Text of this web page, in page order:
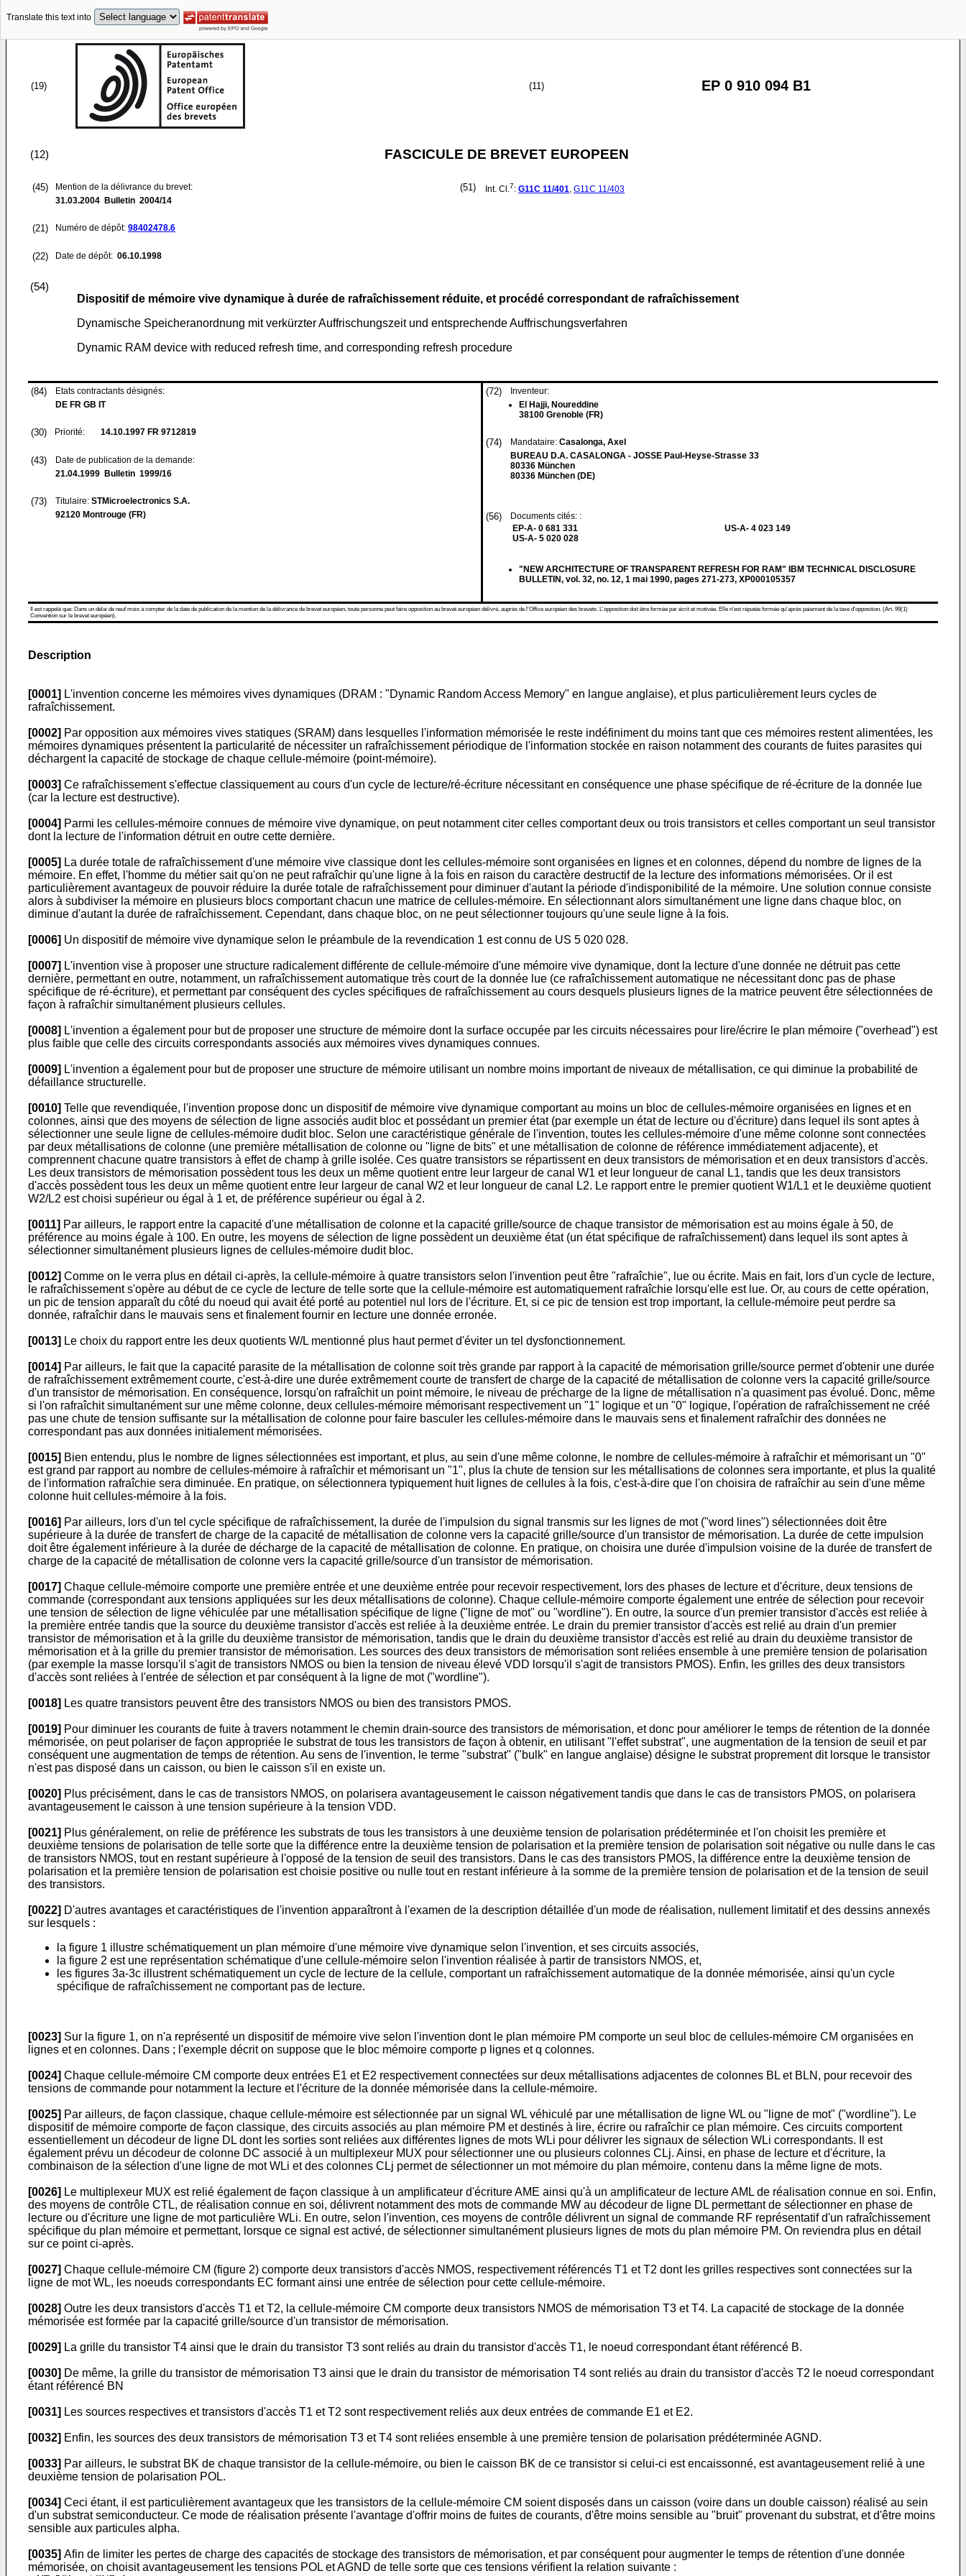
Translate this text into
(19) (11) EP 0 910 094 B1
(12) FASCICULE DE BREVET EUROPEEN
(45)
Mention de la délivrance du brevet:
31.03.2004 Bulletin 2004/14
(21) Numéro de dépôt: 98402478.6
(22) Date de dépôt: 06.10.1998
(51) Int. Cl.7: G11C 11/401, G11C 11/403
(54)
Dispositif de mémoire vive dynamique à durée de rafraîchissement réduite, et procédé correspondant de rafraîchissement
Dynamische Speicheranordnung mit verkürzter Auffrischungszeit und entsprechende Auffrischungsverfahren
Dynamic RAM device with reduced refresh time, and corresponding refresh procedure
(84)
Etats contractants désignés:
DE FR GB IT
(30) Priorité: 14.10.1997 FR 9712819
(43)
Date de publication de la demande:
21.04.1999 Bulletin 1999/16
(73) Titulaire: STMicroelectronics S.A.
92120 Montrouge (FR)
(72)
Inventeur:
El Hajji, Noureddine
38100 Grenoble (FR)
(74) Mandataire: Casalonga, Axel
BUREAU D.A. CASALONGA - JOSSE Paul-Heyse-Strasse 33
80336 München
80336 München (DE)
(56)
Documents cités: :
EP-A- 0 681 331
US-A- 5 020 028
US-A- 4 023 149
"NEW ARCHITECTURE OF TRANSPARENT REFRESH FOR RAM" IBM TECHNICAL DISCLOSURE
BULLETIN, vol. 32, no. 12, 1 mai 1990, pages 271-273, XP000105357
Il est rappelé que: Dans un délai de neuf mois à compter de la date de publication de la mention de la délivrance de brevet européen, toute personne peut faire opposition au brevet européen délivré, auprès de l'Office européen des brevets. L'opposition doit être formée par écrit et motivée. Elle n'est réputée formée qu'après paiement de la taxe d'opposition. (Art. 99(1)
Convention sur le brevet européen).
Description
[0001] L'invention concerne les mémoires vives dynamiques (DRAM : "Dynamic Random Access Memory" en langue anglaise), et plus particulièrement leurs cycles de
rafraîchissement.
[0002] Par opposition aux mémoires vives statiques (SRAM) dans lesquelles l'information mémorisée le reste indéfiniment du moins tant que ces mémoires restent alimentées, les
mémoires dynamiques présentent la particularité de nécessiter un rafraîchissement périodique de l'information stockée en raison notamment des courants de fuites parasites qui
déchargent la capacité de stockage de chaque cellule-mémoire (point-mémoire).
[0003] Ce rafraîchissement s'effectue classiquement au cours d'un cycle de lecture/ré-écriture nécessitant en conséquence une phase spécifique de ré-écriture de la donnée lue
(car la lecture est destructive).
[0004] Parmi les cellules-mémoire connues de mémoire vive dynamique, on peut notamment citer celles comportant deux ou trois transistors et celles comportant un seul transistor
dont la lecture de l'information détruit en outre cette dernière.
[0005] La durée totale de rafraîchissement d'une mémoire vive classique dont les cellules-mémoire sont organisées en lignes et en colonnes, dépend du nombre de lignes de la
mémoire. En effet, l'homme du métier sait qu'on ne peut rafraîchir qu'une ligne à la fois en raison du caractère destructif de la lecture des informations mémorisées. Or il est
particulièrement avantageux de pouvoir réduire la durée totale de rafraîchissement pour diminuer d'autant la période d'indisponibilité de la mémoire. Une solution connue consiste
alors à subdiviser la mémoire en plusieurs blocs comportant chacun une matrice de cellules-mémoire. En sélectionnant alors simultanément une ligne dans chaque bloc, on
diminue d'autant la durée de rafraîchissement. Cependant, dans chaque bloc, on ne peut sélectionner toujours qu'une seule ligne à la fois.
[0006] Un dispositif de mémoire vive dynamique selon le préambule de la revendication 1 est connu de US 5 020 028.
[0007] L'invention vise à proposer une structure radicalement différente de cellule-mémoire d'une mémoire vive dynamique, dont la lecture d'une donnée ne détruit pas cette
dernière, permettant en outre, notamment, un rafraîchissement automatique très court de la donnée lue (ce rafraîchissement automatique ne nécessitant donc pas de phase
spécifique de ré-écriture), et permettant par conséquent des cycles spécifiques de rafraîchissement au cours desquels plusieurs lignes de la matrice peuvent être sélectionnées de
façon à rafraîchir simultanément plusieurs cellules.
[0008] L'invention a également pour but de proposer une structure de mémoire dont la surface occupée par les circuits nécessaires pour lire/écrire le plan mémoire ("overhead") est
plus faible que celle des circuits correspondants associés aux mémoires vives dynamiques connues.
[0009] L'invention a également pour but de proposer une structure de mémoire utilisant un nombre moins important de niveaux de métallisation, ce qui diminue la probabilité de
défaillance structurelle.
[0010] Telle que revendiquée, l'invention propose donc un dispositif de mémoire vive dynamique comportant au moins un bloc de cellules-mémoire organisées en lignes et en
colonnes, ainsi que des moyens de sélection de ligne associés audit bloc et possédant un premier état (par exemple un état de lecture ou d'écriture) dans lequel ils sont aptes à
sélectionner une seule ligne de cellules-mémoire dudit bloc. Selon une caractéristique générale de l'invention, toutes les cellules-mémoire d'une même colonne sont connectées
par deux métallisations de colonne (une première métallisation de colonne ou "ligne de bits" et une métallisation de colonne de référence immédiatement adjacente), et
comprennent chacune quatre transistors à effet de champ à grille isolée. Ces quatre transistors se répartissent en deux transistors de mémorisation et en deux transistors d'accès.
Les deux transistors de mémorisation possèdent tous les deux un même quotient entre leur largeur de canal W1 et leur longueur de canal L1, tandis que les deux transistors
d'accès possèdent tous les deux un même quotient entre leur largeur de canal W2 et leur longueur de canal L2. Le rapport entre le premier quotient W1/L1 et le deuxième quotient
W2/L2 est choisi supérieur ou égal à 1 et, de préférence supérieur ou égal à 2.
[0011] Par ailleurs, le rapport entre la capacité d'une métallisation de colonne et la capacité grille/source de chaque transistor de mémorisation est au moins égale à 50, de
préférence au moins égale à 100. En outre, les moyens de sélection de ligne possèdent un deuxième état (un état spécifique de rafraîchissement) dans lequel ils sont aptes à
sélectionner simultanément plusieurs lignes de cellules-mémoire dudit bloc.
[0012] Comme on le verra plus en détail ci-après, la cellule-mémoire à quatre transistors selon l'invention peut être "rafraîchie", lue ou écrite. Mais en fait, lors d'un cycle de lecture,
le rafraîchissement s'opère au début de ce cycle de lecture de telle sorte que la cellule-mémoire est automatiquement rafraîchie lorsqu'elle est lue. Or, au cours de cette opération,
un pic de tension apparaît du côté du noeud qui avait été porté au potentiel nul lors de l'écriture. Et, si ce pic de tension est trop important, la cellule-mémoire peut perdre sa
donnée, rafraîchir dans le mauvais sens et finalement fournir en lecture une donnée erronée.
[0013] Le choix du rapport entre les deux quotients W/L mentionné plus haut permet d'éviter un tel dysfonctionnement.
[0014] Par ailleurs, le fait que la capacité parasite de la métallisation de colonne soit très grande par rapport à la capacité de mémorisation grille/source permet d'obtenir une durée
de rafraîchissement extrêmement courte, c'est-à-dire une durée extrêmement courte de transfert de charge de la capacité de métallisation de colonne vers la capacité grille/source
d'un transistor de mémorisation. En conséquence, lorsqu'on rafraîchit un point mémoire, le niveau de précharge de la ligne de métallisation n'a quasiment pas évolué. Donc, même
si l'on rafraîchit simultanément sur une même colonne, deux cellules-mémoire mémorisant respectivement un "1" logique et un "0" logique, l'opération de rafraîchissement ne créé
pas une chute de tension suffisante sur la métallisation de colonne pour faire basculer les cellules-mémoire dans le mauvais sens et finalement rafraîchir des données ne
correspondant pas aux données initialement mémorisées.
[0015] Bien entendu, plus le nombre de lignes sélectionnées est important, et plus, au sein d'une même colonne, le nombre de cellules-mémoire à rafraîchir et mémorisant un "0"
est grand par rapport au nombre de cellules-mémoire à rafraîchir et mémorisant un "1", plus la chute de tension sur les métallisations de colonnes sera importante, et plus la qualité
de l'information rafraîchie sera diminuée. En pratique, on sélectionnera typiquement huit lignes de cellules à la fois, c'est-à-dire que l'on choisira de rafraîchir au sein d'une même
colonne huit cellules-mémoire à la fois.
[0016] Par ailleurs, lors d'un tel cycle spécifique de rafraîchissement, la durée de l'impulsion du signal transmis sur les lignes de mot ("word lines") sélectionnées doit être
supérieure à la durée de transfert de charge de la capacité de métallisation de colonne vers la capacité grille/source d'un transistor de mémorisation. La durée de cette impulsion
doit être également inférieure à la durée de décharge de la capacité de métallisation de colonne. En pratique, on choisira une durée d'impulsion voisine de la durée de transfert de
charge de la capacité de métallisation de colonne vers la capacité grille/source d'un transistor de mémorisation.
[0017] Chaque cellule-mémoire comporte une première entrée et une deuxième entrée pour recevoir respectivement, lors des phases de lecture et d'écriture, deux tensions de
commande (correspondant aux tensions appliquées sur les deux métallisations de colonne). Chaque cellule-mémoire comporte également une entrée de sélection pour recevoir
une tension de sélection de ligne véhiculée par une métallisation spécifique de ligne ("ligne de mot" ou "wordline"). En outre, la source d'un premier transistor d'accès est reliée à
la première entrée tandis que la source du deuxième transistor d'accès est reliée à la deuxième entrée. Le drain du premier transistor d'accès est relié au drain d'un premier
transistor de mémorisation et à la grille du deuxième transistor de mémorisation, tandis que le drain du deuxième transistor d'accès est relié au drain du deuxième transistor de
mémorisation et à la grille du premier transistor de mémorisation. Les sources des deux transistors de mémorisation sont reliées ensemble à une première tension de polarisation
(par exemple la masse lorsqu'il s'agit de transistors NMOS ou bien la tension de niveau élevé VDD lorsqu'il s'agit de transistors PMOS). Enfin, les grilles des deux transistors
d'accès sont reliées à l'entrée de sélection et par conséquent à la ligne de mot ("wordline").
[0018] Les quatre transistors peuvent être des transistors NMOS ou bien des transistors PMOS.
[0019] Pour diminuer les courants de fuite à travers notamment le chemin drain-source des transistors de mémorisation, et donc pour améliorer le temps de rétention de la donnée
mémorisée, on peut polariser de façon appropriée le substrat de tous les transistors de façon à obtenir, en utilisant "l'effet substrat", une augmentation de la tension de seuil et par
conséquent une augmentation de temps de rétention. Au sens de l'invention, le terme "substrat" ("bulk" en langue anglaise) désigne le substrat proprement dit lorsque le transistor
n'est pas disposé dans un caisson, ou bien le caisson s'il en existe un.
[0020] Plus précisément, dans le cas de transistors NMOS, on polarisera avantageusement le caisson négativement tandis que dans le cas de transistors PMOS, on polarisera
avantageusement le caisson à une tension supérieure à la tension VDD.
[0021] Plus généralement, on relie de préférence les substrats de tous les transistors à une deuxième tension de polarisation prédéterminée et l'on choisit les première et
deuxième tensions de polarisation de telle sorte que la différence entre la deuxième tension de polarisation et la première tension de polarisation soit négative ou nulle dans le cas
de transistors NMOS, tout en restant supérieure à l'opposé de la tension de seuil des transistors. Dans le cas des transistors PMOS, la différence entre la deuxième tension de
polarisation et la première tension de polarisation est choisie positive ou nulle tout en restant inférieure à la somme de la première tension de polarisation et de la tension de seuil
des transistors.
[0022] D'autres avantages et caractéristiques de l'invention apparaîtront à l'examen de la description détaillée d'un mode de réalisation, nullement limitatif et des dessins annexés
sur lesquels :
la figure 1 illustre schématiquement un plan mémoire d'une mémoire vive dynamique selon l'invention, et ses circuits associés,
la figure 2 est une représentation schématique d'une cellule-mémoire selon l'invention réalisée à partir de transistors NMOS, et,
les figures 3a-3c illustrent schématiquement un cycle de lecture de la cellule, comportant un rafraîchissement automatique de la donnée mémorisée, ainsi qu'un cycle
spécifique de rafraîchissement ne comportant pas de lecture.
[0023] Sur la figure 1, on n'a représenté un dispositif de mémoire vive selon l'invention dont le plan mémoire PM comporte un seul bloc de cellules-mémoire CM organisées en
lignes et en colonnes. Dans ; l'exemple décrit on suppose que le bloc mémoire comporte p lignes et q colonnes.
[0024] Chaque cellule-mémoire CM comporte deux entrées E1 et E2 respectivement connectées sur deux métallisations adjacentes de colonnes BL et BLN, pour recevoir des
tensions de commande pour notamment la lecture et l'écriture de la donnée mémorisée dans la cellule-mémoire.
[0025] Par ailleurs, de façon classique, chaque cellule-mémoire est sélectionnée par un signal WL véhiculé par une métallisation de ligne WL ou "ligne de mot" ("wordline"). Le
dispositif de mémoire comporte de façon classique, des circuits associés au plan mémoire PM et destinés à lire, écrire ou rafraîchir ce plan mémoire. Ces circuits comportent
essentiellement un décodeur de ligne DL dont les sorties sont reliées aux différentes lignes de mots WLi pour délivrer les signaux de sélection WLi correspondants. Il est
également prévu un décodeur de colonne DC associé à un multiplexeur MUX pour sélectionner une ou plusieurs colonnes CLj. Ainsi, en phase de lecture et d'écriture, la
combinaison de la sélection d'une ligne de mot WLi et des colonnes CLj permet de sélectionner un mot mémoire du plan mémoire, contenu dans la même ligne de mots.
[0026] Le multiplexeur MUX est relié également de façon classique à un amplificateur d'écriture AME ainsi qu'à un amplificateur de lecture AML de réalisation connue en soi. Enfin,
des moyens de contrôle CTL, de réalisation connue en soi, délivrent notamment des mots de commande MW au décodeur de ligne DL permettant de sélectionner en phase de
lecture ou d'écriture une ligne de mot particulière WLi. En outre, selon l'invention, ces moyens de contrôle délivrent un signal de commande RF représentatif d'un rafraîchissement
spécifique du plan mémoire et permettant, lorsque ce signal est activé, de sélectionner simultanément plusieurs lignes de mots du plan mémoire PM. On reviendra plus en détail
sur ce point ci-après.
[0027] Chaque cellule-mémoire CM (figure 2) comporte deux transistors d'accès NMOS, respectivement référencés T1 et T2 dont les grilles respectives sont connectées sur la
ligne de mot WL, les noeuds correspondants EC formant ainsi une entrée de sélection pour cette cellule-mémoire.
[0028] Outre les deux transistors d'accès T1 et T2, la cellule-mémoire CM comporte deux transistors NMOS de mémorisation T3 et T4. La capacité de stockage de la donnée
mémorisée est formée par la capacité grille/source d'un transistor de mémorisation.
[0029] La grille du transistor T4 ainsi que le drain du transistor T3 sont reliés au drain du transistor d'accès T1, le noeud correspondant étant référencé B.
[0030] De même, la grille du transistor de mémorisation T3 ainsi que le drain du transistor de mémorisation T4 sont reliés au drain du transistor d'accès T2 le noeud correspondant
étant référencé BN
[0031] Les sources respectives et transistors d'accès T1 et T2 sont respectivement reliés aux deux entrées de commande E1 et E2.
[0032] Enfin, les sources des deux transistors de mémorisation T3 et T4 sont reliées ensemble à une première tension de polarisation prédéterminée AGND.
[0033] Par ailleurs, le substrat BK de chaque transistor de la cellule-mémoire, ou bien le caisson BK de ce transistor si celui-ci est encaissonné, est avantageusement relié à une
deuxième tension de polarisation POL.
[0034] Ceci étant, il est particulièrement avantageux que les transistors de la cellule-mémoire CM soient disposés dans un caisson (voire dans un double caisson) réalisé au sein
d'un substrat semiconducteur. Ce mode de réalisation présente l'avantage d'offrir moins de fuites de courants, d'être moins sensible au "bruit" provenant du substrat, et d'être moins
sensible aux particules alpha.
[0035] Afin de limiter les pertes de charge des capacités de stockage des transistors de mémorisation, et par conséquent pour augmenter le temps de rétention d'une donnée
mémorisée, on choisit avantageusement les tensions POL et AGND de telle sorte que ces tensions vérifient la relation suivante :